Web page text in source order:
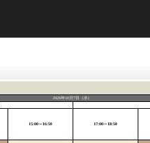
2026年10月7日（水）
15:00～16:50 17:00～18:50